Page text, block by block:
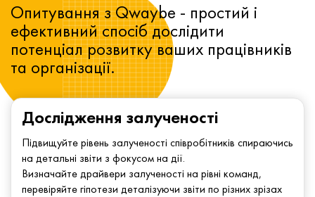
Дослідження залученості
Підвищуйте рівень залученості співробітників спираючись
на детальні звіти з фокусом на дії.
Визначайте драйвери залученості на рівні команд,
перевіряйте гіпотези деталізуючи звіти по різних зрізах
Опитування з Qwaybe - простий і
ефективний спосіб дослідити
потенціал розвитку ваших працівників
та організації.